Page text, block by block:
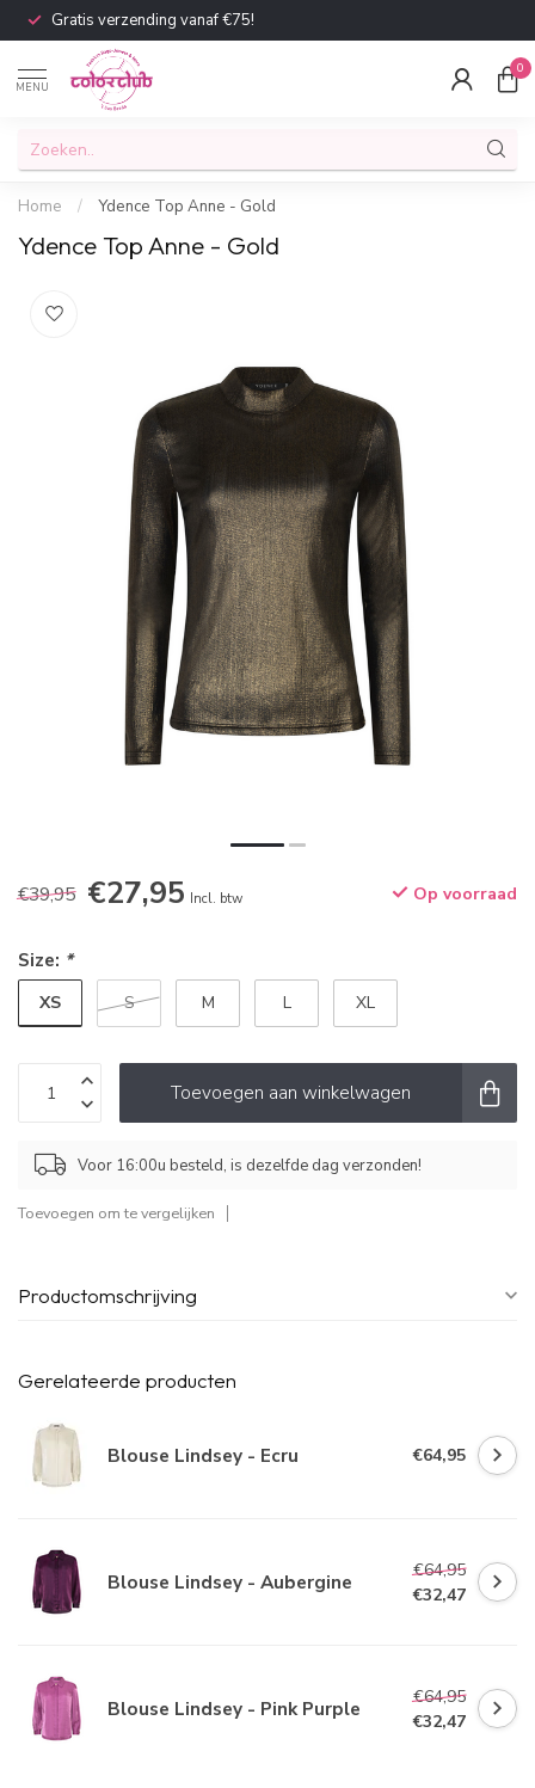
Gratis verzending vanaf €75!
MENU
0
Home / Ydence Top Anne - Gold
Ydence Top Anne - Gold
€39,95 €27,95 Incl. btw Op voorraad
Size: *
XS S M L XL
Toevoegen aan winkelwagen
Voor 16:00u besteld, is dezelfde dag verzonden!
Toevoegen om te vergelijken
Productomschrijving
Gerelateerde producten
Blouse Lindsey - Ecru €64,95
Blouse Lindsey - Aubergine
€64,95
€32,47
Blouse Lindsey - Pink Purple
€64,95
€32,47